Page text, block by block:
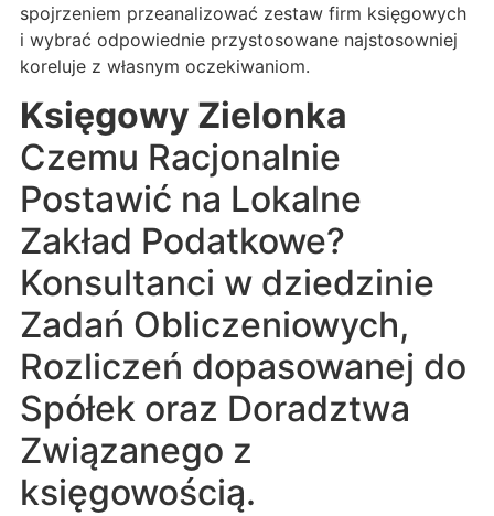
spojrzeniem przeanalizować zestaw firm księgowych
i wybrać odpowiednie przystosowane najstosowniej
koreluje z własnym oczekiwaniom.
Księgowy Zielonka
Czemu Racjonalnie
Postawić na Lokalne
Zakład Podatkowe?
Konsultanci w dziedzinie
Zadań Obliczeniowych,
Rozliczeń dopasowanej do
Spółek oraz Doradztwa
Związanego z
księgowością.